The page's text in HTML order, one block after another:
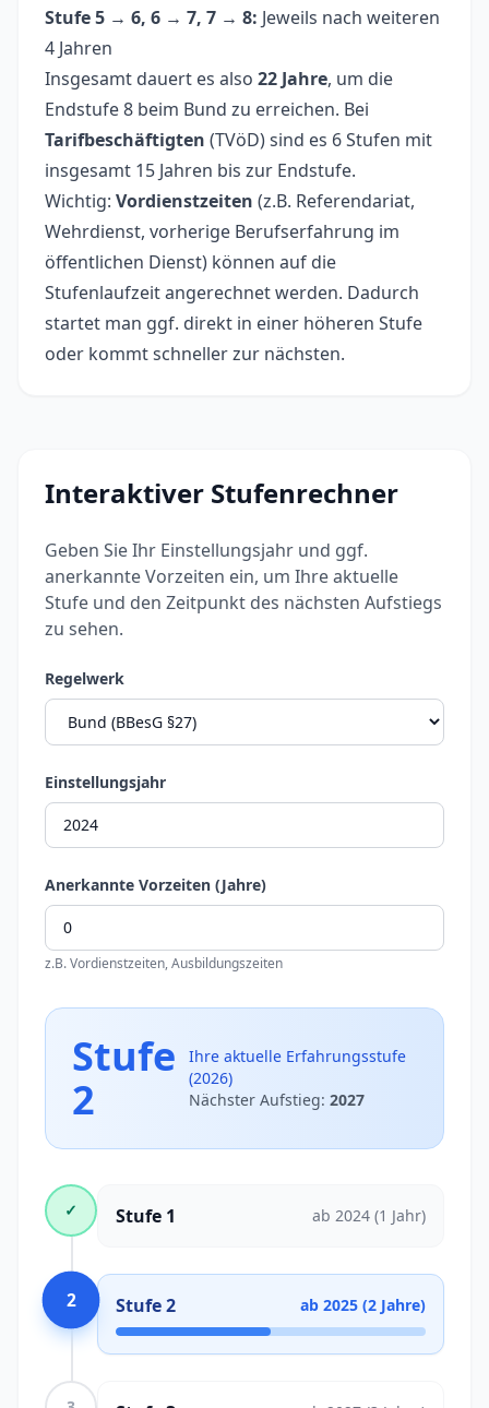
Stufe 5 → 6, 6 → 7, 7 → 8: Jeweils nach weiteren
4 Jahren
Insgesamt dauert es also 22 Jahre, um die
Endstufe 8 beim Bund zu erreichen. Bei
Tarifbeschäftigten (TVöD) sind es 6 Stufen mit
insgesamt 15 Jahren bis zur Endstufe.
Wichtig: Vordienstzeiten (z.B. Referendariat,
Wehrdienst, vorherige Berufserfahrung im
öffentlichen Dienst) können auf die
Stufenlaufzeit angerechnet werden. Dadurch
startet man ggf. direkt in einer höheren Stufe
oder kommt schneller zur nächsten.
Interaktiver Stufenrechner
Geben Sie Ihr Einstellungsjahr und ggf.
anerkannte Vorzeiten ein, um Ihre aktuelle
Stufe und den Zeitpunkt des nächsten Aufstiegs
zu sehen.
Regelwerk
Einstellungsjahr
Anerkannte Vorzeiten (Jahre)
z.B. Vordienstzeiten, Ausbildungszeiten
Stufe
2
Ihre aktuelle Erfahrungsstufe
(2026)
Nächster Aufstieg:2027
✓ Stufe 1 ab 2024 (1 Jahr)
2 Stufe2 ab 2025 (2 Jahre)